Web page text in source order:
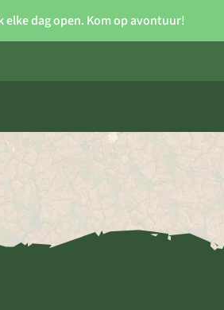
elke dag open. Kom op avontuur!